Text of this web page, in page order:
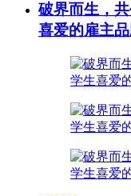
破界而生，
喜爱的雇主